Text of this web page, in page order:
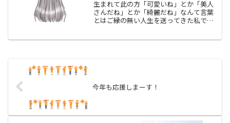
生まれて此の方「可愛いね」とか「美人
さんだね」とか「綺麗だね」なんて言葉
とはご縁の無い人生を送ってきた私です
今年も応援しまーす！